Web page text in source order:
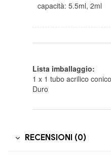
capacità: 5.5ml, 2ml
Lista imballaggio:
1 x 1 tubo acrilico
Duro
RECENSIONI (0)